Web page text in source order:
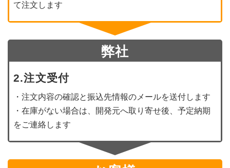
て注文します
弊社
2.注文受付
・注文内容の確認と振込先情報のメールを送付します
・在庫がない場合は、開発元へ取り寄せ後、予定納期
をご連絡します